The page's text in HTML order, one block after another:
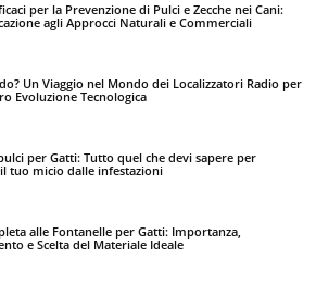
per la Prevenzione di Pulci e Zecche nei Cani:
agli Approcci Naturali e Commerciali
Un Viaggio nel Mondo dei Localizzatori Radio per
Evoluzione Tecnologica
per Gatti: Tutto quel che devi sapere per
tuo micio dalle infestazioni
alle Fontanelle per Gatti: Importanza,
e Scelta del Materiale Ideale